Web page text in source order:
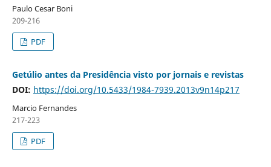
Paulo Cesar Boni
209-216
PDF
Getúlio antes da Presidência visto por jornais e revistas
DOI: https://doi.org/10.5433/1984-7939.2013v9n14p217
Marcio Fernandes
217-223
PDF